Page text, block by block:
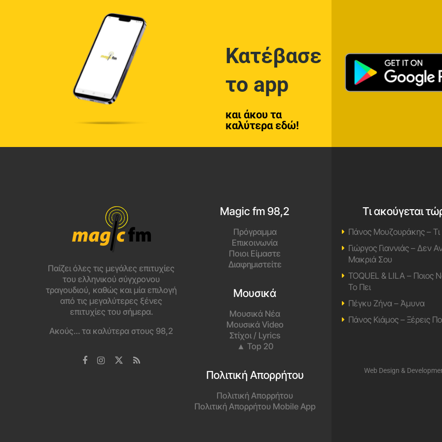
Κατέβασε
το app
και άκου τα
καλύτερα εδώ!
Παίζει όλες τις μεγάλες επιτυχίες
του ελληνικού σύγχρονου
τραγουδιού, καθώς και μία επιλογή
από τις μεγαλύτερες ξένες
επιτυχίες του σήμερα.
Ακούς… τα καλύτερα στους 98,2
Magic fm 98,2
Πρόγραμμα
Επικοινωνία
Ποιοι Είμαστε
Διαφημιστείτε
Μουσικά
Μουσικά Νέα
Μουσικά Video
Στίχοι / Lyrics
▲ Top 20
Πολιτική Απορρήτου
Πολιτική Απορρήτου
Πολιτική Απορρήτου Mobile App
Τι ακούγεται
Πάνος Μουζουράκης – Τι
Γιώργος Γιαννιάς – Δεν
Μακριά Σου
TOQUEL & LILA – Ποιος
Το Πει
Πέγκυ Ζήνα – Άμυνα
Πάνος Κιάμος – Ξέρεις
Web Design &